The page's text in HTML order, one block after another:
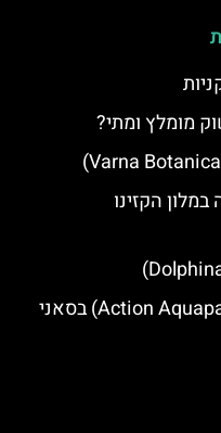
מומלץ ומתי?
הקזינו
וארנה אקשן אקווה פארק (Action Aquapark) בסאני